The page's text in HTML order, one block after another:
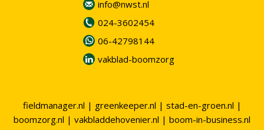
info@nwst.nl
024-3602454
06-42798144
vakblad-boomzorg
fieldmanager.nl | greenkeeper.nl | stad-en-groen.nl |
boomzorg.nl | vakbladdehovenier.nl | boom-in-business.nl